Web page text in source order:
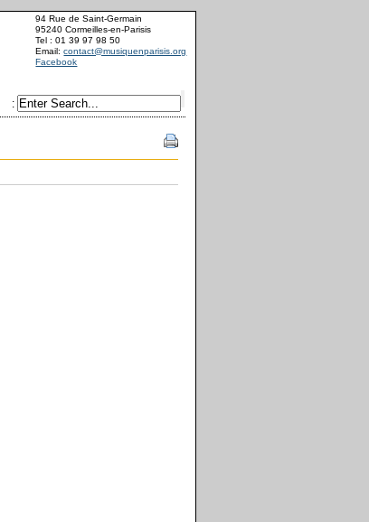
94 Rue de Saint-Germain
95240 Cormeilles-en-Parisis
Tel : 01 39 97 98 50
Email:contact@musiquenparisis.org
Facebook
: